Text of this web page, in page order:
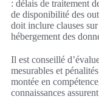
: délais de traitement
de disponibilité des
doit inclure clauses
hébergement des
Il est conseillé
mesurables et
montée en
connaissances